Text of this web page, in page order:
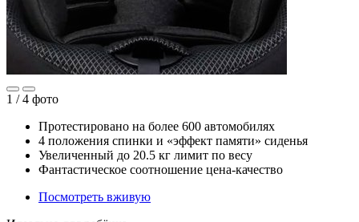
1 / 4 фото
Протестировано на более 600 автомобилях
4 положения спинки и «эффект памяти» сиденья
Увеличенный до 20.5 кг лимит по весу
Фантастическое соотношение цена-качество
Посмотреть вживую